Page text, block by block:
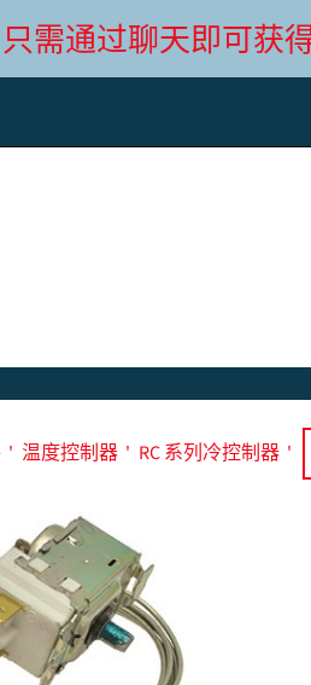
只需通过聊天即可获得
' 温度控制器 ' RC 系列冷控制器 '